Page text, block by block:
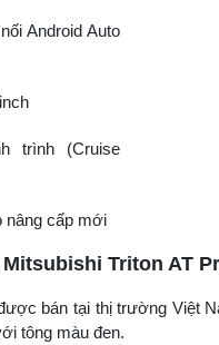
Android Auto
trình (Cruise
nâng cấp mới​
Triton AT
bán tại thị trường Việt
tông màu đen.